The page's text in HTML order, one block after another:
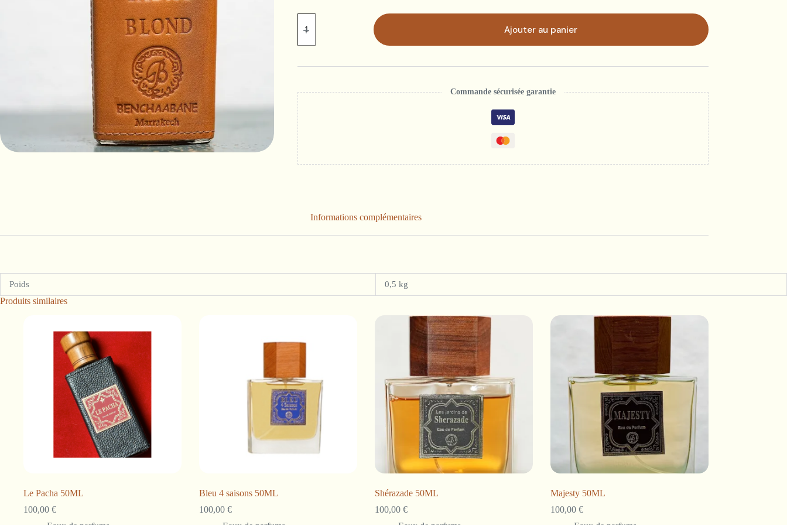
de
Blond
Ajouter au panier
Commande sécurisée garantie
Informations complémentaires
Poids 0,5 kg
Produits similaires
Le Pacha 50ML
100,00 €
Bleu 4 saisons 50ML
100,00 €
Shérazade 50ML
100,00 €
Majesty 50ML
100,00 €